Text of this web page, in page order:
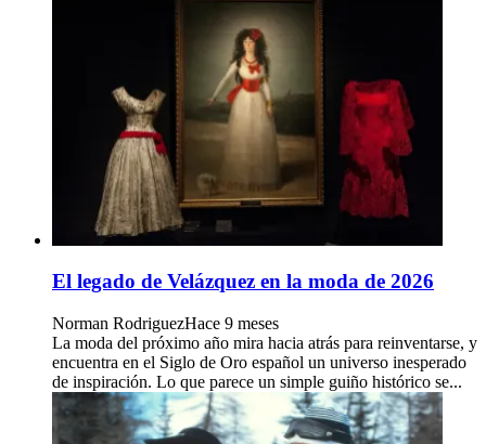
El legado de Velázquez en la moda de 2026
Norman RodriguezHace 9 meses
La moda del próximo año mira hacia atrás para reinventarse, y
encuentra en el Siglo de Oro español un universo inesperado
de inspiración. Lo que parece un simple guiño histórico se...